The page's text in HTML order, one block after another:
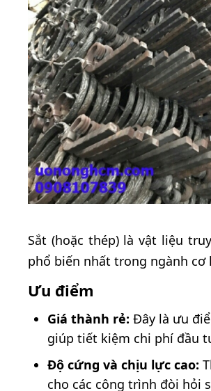
Sắt (hoặc thép) là vật liệu
phổ biến nhất trong ngành cơ
Ưu điểm
Giá thành rẻ: Đây là ưu
giúp tiết kiệm chi phí đầu
Độ cứng và chịu lực cao:
cho các công trình đòi hỏi